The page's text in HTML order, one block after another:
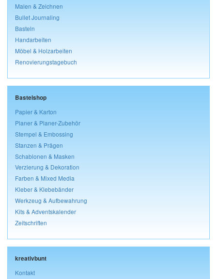
Malen & Zeichnen
Bullet Journaling
Basteln
Handarbeiten
Möbel & Holzarbeiten
Renovierungstagebuch
Bastelshop
Papier & Karton
Planer & Planer-Zubehör
Stempel & Embossing
Stanzen & Prägen
Schablonen & Masken
Verzierung & Dekoration
Farben & Mixed Media
Kleber & Klebebänder
Werkzeug & Aufbewahrung
Kits & Adventskalender
Zeitschriften
kreativbunt
Kontakt